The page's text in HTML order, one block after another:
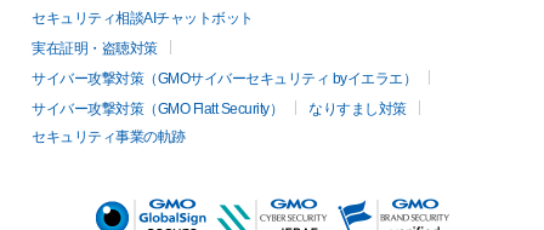
セキュリティ相談AIチャットボット
実在証明・盗聴対策
サイバー攻撃対策（GMOサイバーセキュリティ byイエラエ）
サイバー攻撃対策（GMO Flatt Security）
なりすまし対策
セキュリティ事業の軌跡